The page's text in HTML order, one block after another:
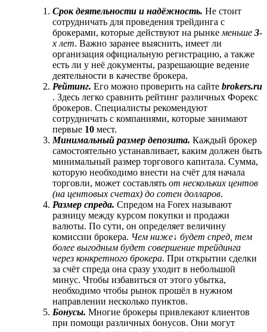
Срок деятельности и надёжность. Не стоит
сотрудничать для проведения трейдинга с
брокерами, которые действуют на рынке меньше 3-
х лет. Важно заранее выяснить, имеет ли
организация официальную регистрацию, а также
есть ли у неё документы, разрешающие ведение
деятельности в качестве брокера.
Рейтинг. Его можно проверить на сайте brokers.ru
. Здесь легко сравнить рейтинг различных Форекс
брокеров. Специалисты рекомендуют
сотрудничать с компаниями, которые занимают
первые 10 мест.
Минимальный размер депозита. Каждый брокер
самостоятельно устанавливает, каким должен быть
минимальный размер торгового капитала. Сумма,
которую необходимо внести на счёт для начала
торговли, может составлять от нескольких центов
(на центовых счетах) до сотен долларов.
Размер спреда. Спредом на Forex называют
разницу между курсом покупки и продажи
валюты. По сути, он определяет величину
комиссии брокера. Чем ниже↓ будет спред, тем
более выгодным будет совершение трейдинга
через конкретного брокера. При открытии сделки
за счёт спреда она сразу уходит в небольшой
минус. Чтобы избавиться от этого убытка,
необходимо чтобы рынок прошёл в нужном
направлении несколько пунктов.
Бонусы. Многие брокеры привлекают клиентов
при помощи различных бонусов. Они могут